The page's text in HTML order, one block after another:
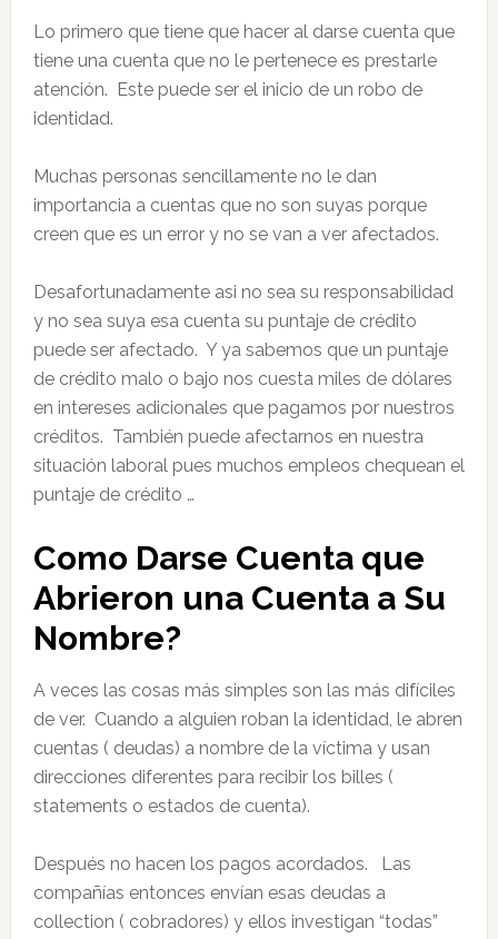
Lo primero que tiene que hacer al darse cuenta que
tiene una cuenta que no le pertenece es prestarle
atención. Este puede ser el inicio de un robo de
identidad.
Muchas personas sencillamente no le dan
importancia a cuentas que no son suyas porque
creen que es un error y no se van a ver afectados.
Desafortunadamente asi no sea su responsabilidad
y no sea suya esa cuenta su puntaje de crédito
puede ser afectado. Y ya sabemos que un puntaje
de crédito malo o bajo nos cuesta miles de dólares
en intereses adicionales que pagamos por nuestros
créditos. También puede afectarnos en nuestra
situación laboral pues muchos empleos chequean el
puntaje de crédito …
Como Darse Cuenta que
Abrieron una Cuenta a Su
Nombre?
A veces las cosas más simples son las más difíciles
de ver. Cuando a alguien roban la identidad, le abren
cuentas ( deudas) a nombre de la víctima y usan
direcciones diferentes para recibir los billes (
statements o estados de cuenta).
Después no hacen los pagos acordados. Las
compañías entonces envían esas deudas a
collection ( cobradores) y ellos investigan “todas”